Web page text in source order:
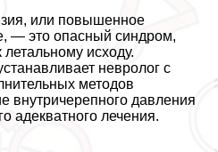
или повышенное
— это опасный синдром,
исходу.
невролог с
методов
внутричерепного давления
адекватного лечения.